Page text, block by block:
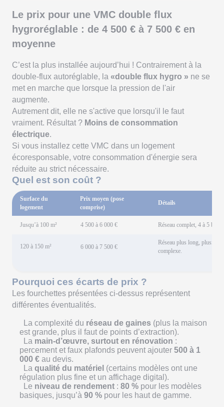
Le prix pour une VMC double flux
hygroréglable : de 4 500 € à 7 500 € en
moyenne
C’est la plus installée aujourd’hui ! Contrairement à la
double-flux autoréglable, la «double flux hygro » ne se
met en marche que lorsque la pression de l'air
augmente.
Autrement dit, elle ne s'active que lorsqu'il le faut
vraiment. Résultat ? Moins de consommation
électrique.
Si vous installez cette VMC dans un logement
écoresponsable, votre consommation d'énergie sera
réduite au strict nécessaire.
Quel est son coût ?
Surface du
logement
Prix moyen (pose
comprise)
Détails
Jusqu’à 100 m² 4 500 à 6 000 € Réseau complet, 4 à 5
120 à 150 m² 6 000 à 7 500 €
Réseau plus long,
complexe.
Pourquoi ces écarts de prix ?
Les fourchettes présentées ci-dessus représentent
différentes éventualités.
La complexité du réseau de gaines (plus la maison
est grande, plus il faut de points d’extraction).
La main-d’œuvre, surtout en rénovation :
percement et faux plafonds peuvent ajouter 500 à 1
000 € au devis.
La qualité du matériel (certains modèles ont une
régulation plus fine et un affichage digital).
Le niveau de rendement : 80 % pour les modèles
basiques, jusqu’à 90 % pour les haut de gamme.